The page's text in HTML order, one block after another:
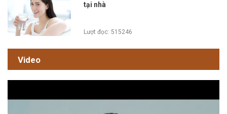
tại nhà
Lượt đọc: 515246
Video